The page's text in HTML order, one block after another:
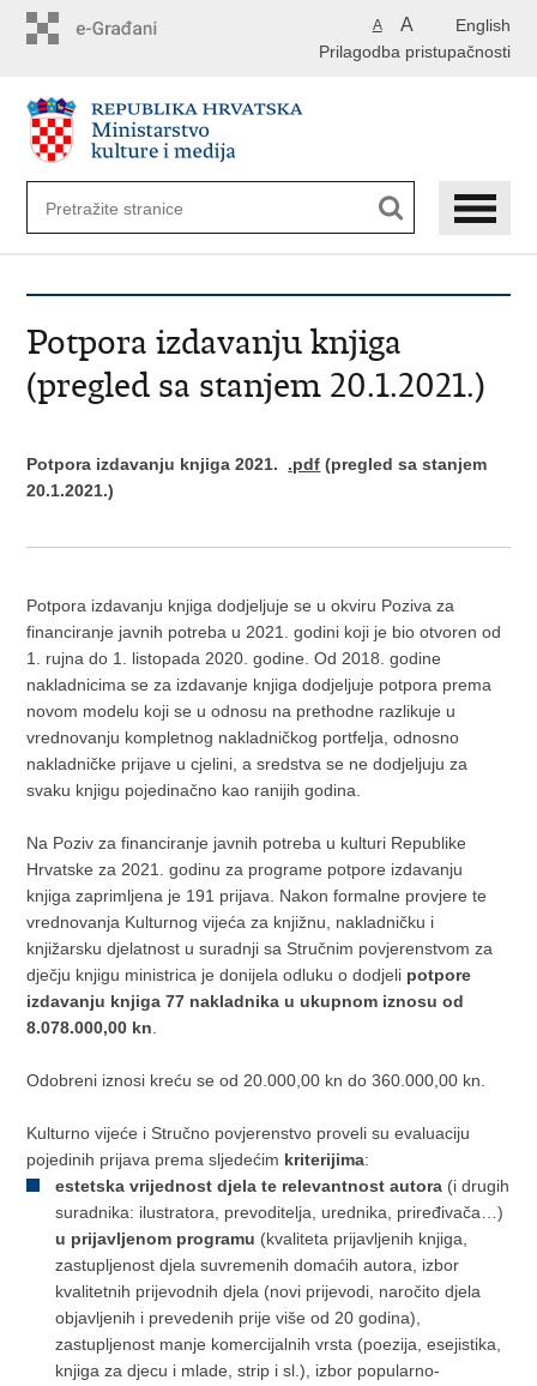
English
A A
Prilagodba pristupačnosti
Potpora izdavanju knjiga
(pregled sa stanjem 20.1.2021.)
Potpora izdavanju knjiga 2021. .pdf (pregled sa stanjem
20.1.2021.)
Potpora izdavanju knjiga dodjeljuje se u okviru Poziva za
financiranje javnih potreba u 2021. godini koji je bio otvoren od
1. rujna do 1. listopada 2020. godine. Od 2018. godine
nakladnicima se za izdavanje knjiga dodjeljuje potpora prema
novom modelu koji se u odnosu na prethodne razlikuje u
vrednovanju kompletnog nakladničkog portfelja, odnosno
nakladničke prijave u cjelini, a sredstva se ne dodjeljuju za
svaku knjigu pojedinačno kao ranijih godina.
Na Poziv za financiranje javnih potreba u kulturi Republike
Hrvatske za 2021. godinu za programe potpore izdavanju
knjiga zaprimljena je 191 prijava. Nakon formalne provjere te
vrednovanja Kulturnog vijeća za knjižnu, nakladničku i
knjižarsku djelatnost u suradnji sa Stručnim povjerenstvom za
dječju knjigu ministrica je donijela odluku o dodjeli potpore
izdavanju knjiga 77 nakladnika u ukupnom iznosu od
8.078.000,00 kn
Odobreni iznosi kreću se od 20.000,00 kn do 360.000,00 kn.
Kulturno vijeće i Stručno povjerenstvo proveli su evaluaciju
pojedinih prijava prema sljedećim kriterijima:
estetska vrijednost djela te relevantnost autora (i drugih
suradnika: ilustratora, prevoditelja, urednika, priređivača…)
u prijavljenom programu (kvaliteta prijavljenih knjiga,
zastupljenost djela suvremenih domaćih autora, izbor
kvalitetnih prijevodnih djela (novi prijevodi, naročito djela
objavljenih i prevedenih prije više od 20 godina),
zastupljenost manje komercijalnih vrsta (poezija, esejistika,
knjiga za djecu i mlade, strip i sl.), izbor popularno-